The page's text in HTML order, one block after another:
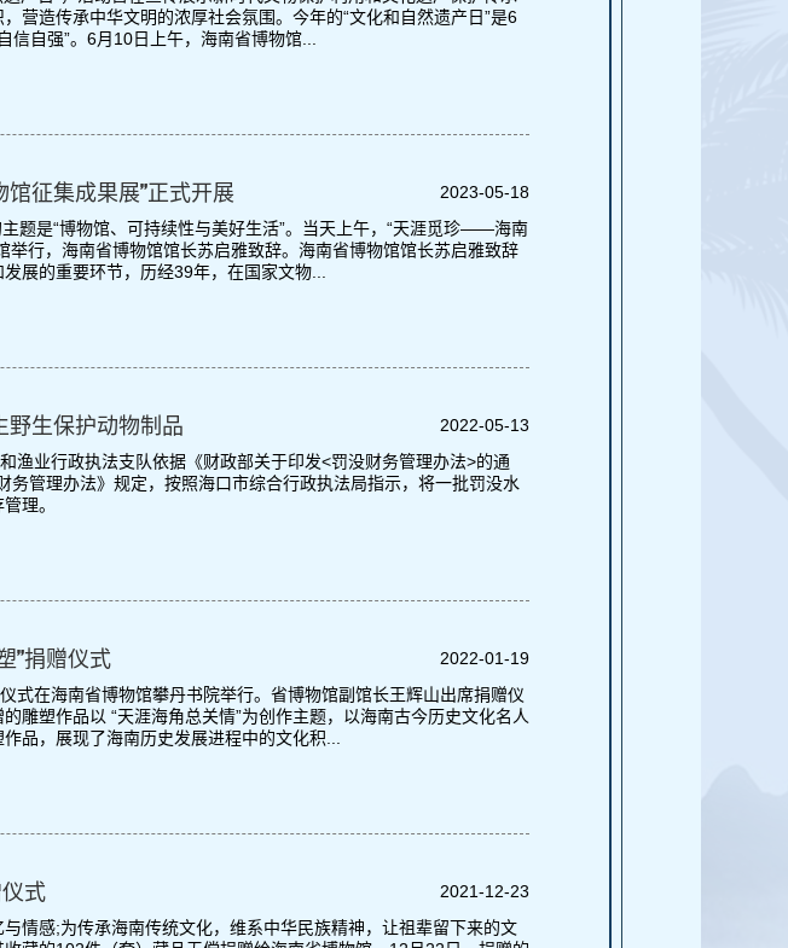
营造传承中华文明的浓厚社会氛围。今年的“文化和自然遗产日”是6
自强”。6月10日上午，海南省博物馆...
征集成果展”正式开展
2023-05-18
题是“博物馆、可持续性与美好生活”。当天上午，“天涯觅珍——海南
举行，海南省博物馆馆长苏启雅致辞。海南省博物馆馆长苏启雅致辞
展的重要环节，历经39年，在国家文物...
野生保护动物制品
2022-05-13
渔业行政执法支队依据《财政部关于印发<罚没财务管理办法>的通
管理办法》规定，按照海口市综合行政执法局指示，将一批罚没水
理。
”捐赠仪式
2022-01-19
式在海南省博物馆攀丹书院举行。省博物馆副馆长王辉山出席捐赠仪
雕塑作品以 “天涯海角总关情”为创作主题，以海南古今历史文化名人
品，展现了海南历史发展进程中的文化积...
式
2021-12-23
情感;为传承海南传统文化，维系中华民族精神，让祖辈留下来的文